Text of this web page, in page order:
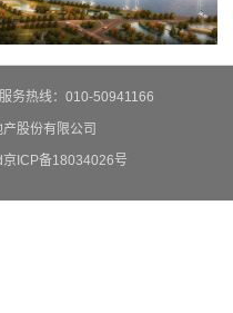
服务热线： 010-50941166
股份有限公司
ICP备18034026号